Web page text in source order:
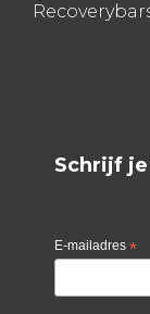
Schrijf
E-mailadres *